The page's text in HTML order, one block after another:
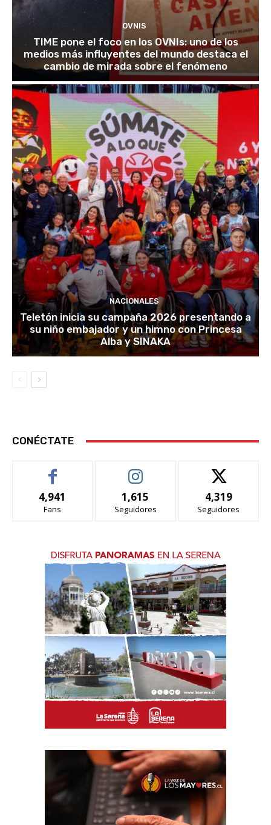
OVNIS
TIME pone el foco en los OVNIs: uno de los
medios más influyentes del mundo destaca el
cambio de mirada sobre el fenómeno
NACIONALES
Teletón inicia su campaña 2026 presentando a
su niño embajador y un himno con Princesa
Alba y SINAKA
CONÉCTATE
4,941
Fans
1,615
Seguidores
4,319
Seguidores